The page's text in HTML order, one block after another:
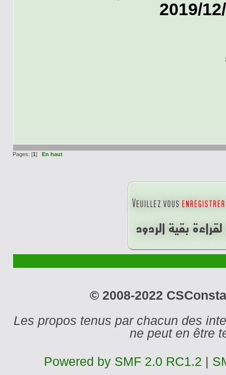
Pages: [1] En haut
© 2008-2022
Les propos tenus par chacun des
ne peut en être
Powered by SMF 2.0 RC1.2 |